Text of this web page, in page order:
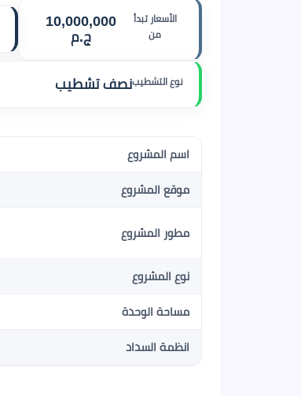
الأسعار تبدأ
من
10,000,000
ج.م
نوع التشطيبنصف تشطيب
اسم المشروع
موقع المشروع
مطور المشروع
نوع المشروع
مساحة الوحدة
انظمة السداد